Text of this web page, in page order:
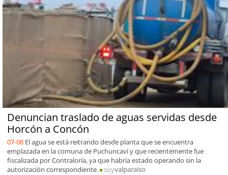
Denuncian traslado de aguas servidas desde
Horcón a Concón
07-08 El agua se está reitrando desde planta que se encuentra
emplazada en la comuna de Puchuncaví y que recientemente fue
fiscalizada por Contraloría, ya que habría estado operando sin la
autorización correspondiente.
soyvalparaiso